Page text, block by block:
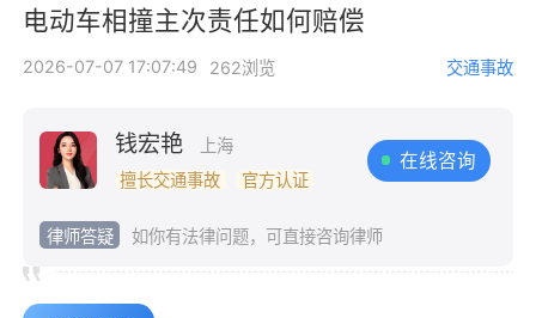
电动车相撞主次责任如何赔偿
2026-07-07 17:07:49 262浏览 交通事故
钱宏艳
上海
擅长交通事故
官方认证
在线咨询
律师答疑 如你有法律问题，可直接咨询律师